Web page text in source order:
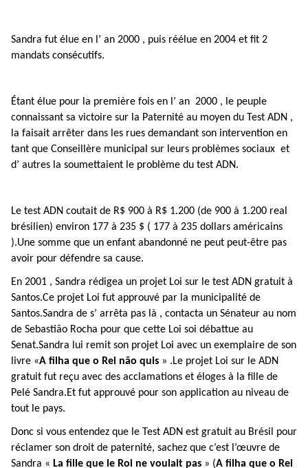
Sandra fut élue en l’ an 2000 , puis réélue en 2004 et fit 2
mandats consécutifs.
Étant élue pour la première fois en l’ an 2000 , le peuple
connaissant sa victoire sur la Paternité au moyen du Test ADN ,
la faisait arrêter dans les rues demandant son intervention en
tant que Conseillère municipal sur leurs problèmes sociaux et
d’ autres la soumettaient le problème du test ADN.
Le test ADN coutait de R$ 900 à R$ 1.200 (de 900 à 1.200 real
brésilien) environ 177 à 235 $ ( 177 à 235 dollars américains
).Une somme que un enfant abandonné ne peut peut-être pas
avoir pour défendre sa cause.
En 2001 , Sandra rédigea un projet Loi sur le test ADN gratuit à
Santos.Ce projet Loi fut approuvé par la municipalité de
Santos.Sandra de s’ arrêta pas là , contacta un Sénateur au nom
de Sebastião Rocha pour que cette Loi soi débattue au
Senat.Sandra lui remit son projet Loi avec un exemplaire de son
livre «A filha que o Rei não quis » .Le projet Loi sur le ADN
gratuit fut reçu avec des acclamations et éloges à la fille de
Pelé Sandra.Et fut approuvé pour son application au niveau de
tout le pays.
Donc si vous entendez que le Test ADN est gratuit au Brésil pour
réclamer son droit de paternité, sachez que c’est l’œuvre de
Sandra « La fille que le Roi ne voulait pas » (A filha que o Rei